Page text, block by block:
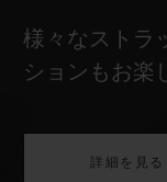
様々なストラ
ションもお楽
詳細を見る